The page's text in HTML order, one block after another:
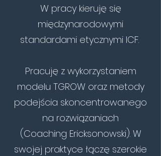
W pracy kieruję się
międzynarodowymi
standardami etycznymi ICF.
Pracuję z wykorzystaniem
modelu TGROW oraz metody
podejścia skoncentrowanego
na rozwiązaniach
(Coaching Ericksonowski). W
swojej praktyce łączę szerokie